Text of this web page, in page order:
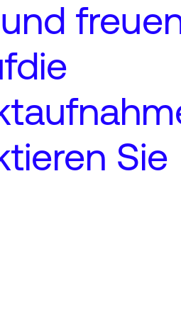
die
Sie